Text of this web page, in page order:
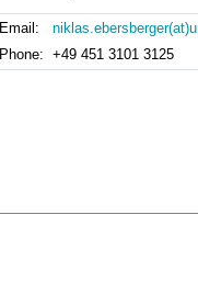
Email:
Phone: +49 451 3101 3125